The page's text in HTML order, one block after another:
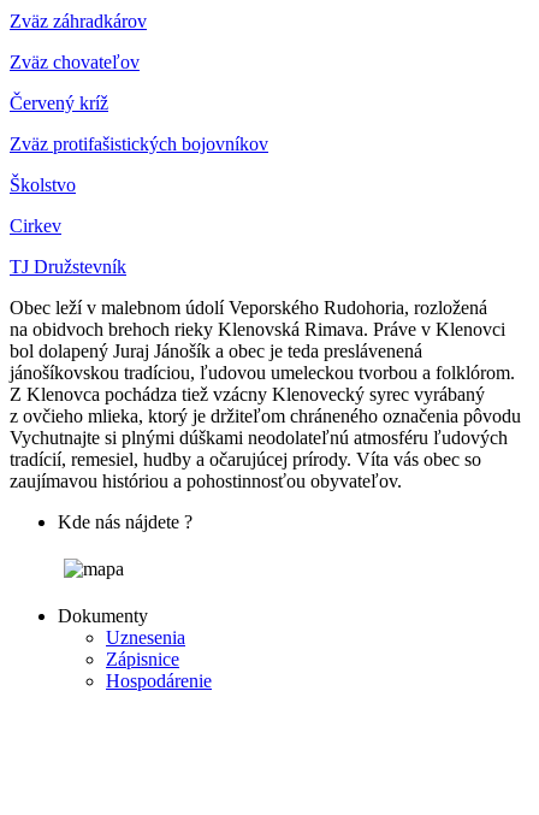
Zväz záhradkárov
Zväz chovateľov
Červený kríž
Zväz protifašistických bojovníkov
Školstvo
Cirkev
TJ Družstevník
Obec leží v malebnom údolí Veporského Rudohoria, rozložená
na obidvoch brehoch rieky Klenovská Rimava. Práve v Klenovci
bol dolapený Juraj Jánošík a obec je teda preslávenená
jánošíkovskou tradíciou, ľudovou umeleckou tvorbou a folklórom.
Z Klenovca pochádza tiež vzácny Klenovecký syrec vyrábaný
z ovčieho mlieka, ktorý je držiteľom chráneného označenia pôvodu
Vychutnajte si plnými dúškami neodolateľnú atmosféru ľudových
tradícií, remesiel, hudby a očarujúcej prírody. Víta vás obec so
zaujímavou históriou a pohostinnosťou obyvateľov.
Kde nás nájdete ?
Dokumenty
Uznesenia
Zápisnice
Hospodárenie